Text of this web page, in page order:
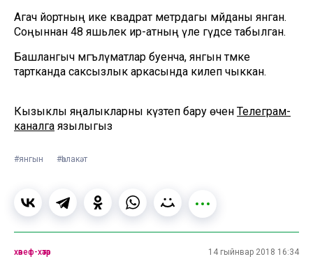
Агач йортның ике квадрат метрдагы мәйданы янган.
Соңыннан 48 яшьлек ир-атның үле гәүдәсе табылган.
Башлангыч мәгълүматлар буенча, янгын тәмәке
тартканда саксызлык аркасында килеп чыккан.
Кызыклы яңалыкларны күзәтеп бару өчен Телеграм-
каналга язылыгыз
#янгын #һәлакәт
хәвеф-хәтәр 14 гыйнвар 2018 16:34